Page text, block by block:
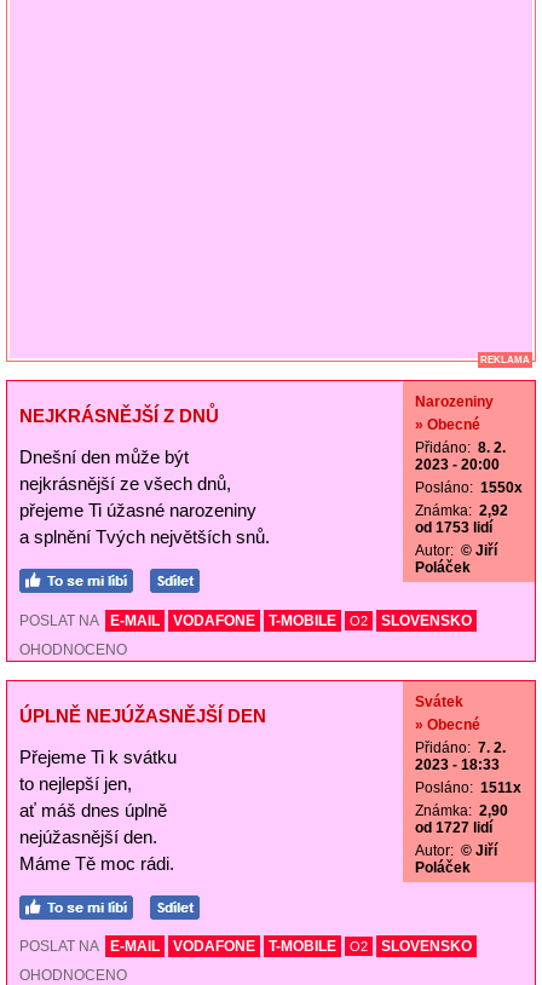
REKLAMA
NEJKRÁSNĚJŠÍ Z DNŮ
Dnešní den může být
nejkrásnější ze všech dnů,
přejeme Ti úžasné narozeniny
a splnění Tvých největších snů.
Narozeniny
» Obecné
Přidáno: 8. 2.
2023 - 20:00
Posláno: 1550x
Známka: 2,92
od 1753 lidí
Autor: © Jiří
Poláček
POSLAT NA E-MAIL VODAFONE T-MOBILE O2
SLOVENSKO
OHODNOCENO
ÚPLNĚ NEJÚŽASNĚJŠÍ DEN
Přejeme Ti k svátku
to nejlepší jen,
ať máš dnes úplně
nejúžasnější den.
Máme Tě moc rádi.
Svátek
» Obecné
Přidáno: 7. 2.
2023 - 18:33
Posláno: 1511x
Známka: 2,90
od 1727 lidí
Autor: © Jiří
Poláček
POSLAT NA E-MAIL VODAFONE T-MOBILE O2
SLOVENSKO
OHODNOCENO